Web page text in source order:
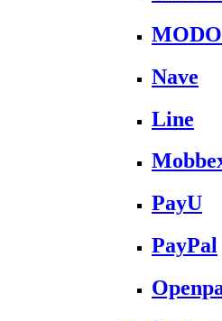
MODO
Nave
Line
PayU
PayPal